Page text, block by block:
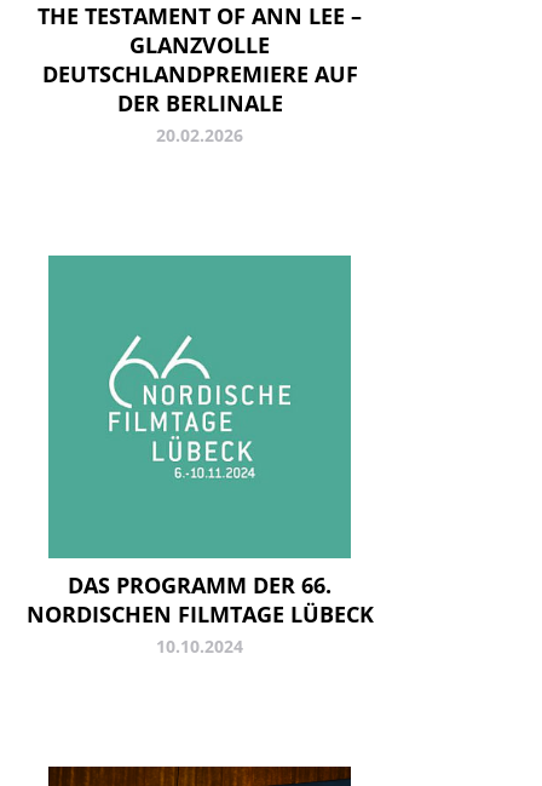
THE TESTAMENT OF ANN LEE –
GLANZVOLLE
DEUTSCHLANDPREMIERE AUF
DER BERLINALE
20.02.2026
DAS PROGRAMM DER 66.
NORDISCHEN FILMTAGE LÜBECK
10.10.2024